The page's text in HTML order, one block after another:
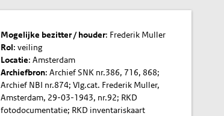
Mogelijke bezitter / houder: Frederik Muller
Rol: veiling
Locatie: Amsterdam
Archiefbron: Archief SNK nr.386, 716, 868;
Archief NBI nr.874; Vlg.cat. Frederik Muller,
Amsterdam, 29-03-1943, nr.92; RKD
fotodocumentatie; RKD inventariskaart